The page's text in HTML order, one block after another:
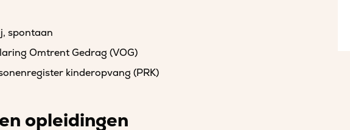
spontaan
Omtrent Gedrag (VOG)
kinderopvang (PRK)
opleidingen